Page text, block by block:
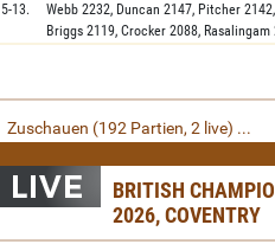
5-13.
Webb 2232, Duncan 2147, Pitcher 2142,
Briggs 2119, Crocker 2088, Rasalingam
Zuschauen (192 Partien, 2 live) ...
BRITISH
2026, COVENTRY